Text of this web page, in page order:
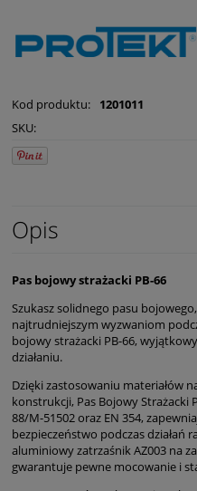
Kod produktu:
1201011
SKU:
Opis
Pas bojowy strażacki PB-66
Szukasz solidnego pasu
najtrudniejszym wyzwaniom
bojowy strażacki PB-66,
działaniu.
Dzięki zastosowaniu materiałów
konstrukcji, Pas Bojowy Strażacki
88/M-51502 oraz EN 354,
bezpieczeństwo podczas działań
aluminiowy zatrzaśnik AZ003 na
gwarantuje pewne mocowanie i